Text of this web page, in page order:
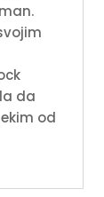
da
od